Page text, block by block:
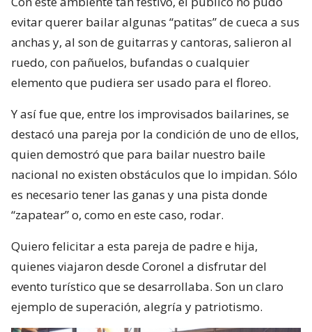
evitar querer bailar algunas “patitas” de cueca a sus
anchas y, al son de guitarras y cantoras, salieron al
ruedo, con pañuelos, bufandas o cualquier
elemento que pudiera ser usado para el floreo.
Y así fue que, entre los improvisados bailarines, se
destacó una pareja por la condición de uno de ellos,
quien demostró que para bailar nuestro baile
nacional no existen obstáculos que lo impidan. Sólo
es necesario tener las ganas y una pista donde
“zapatear” o, como en este caso, rodar.
Quiero felicitar a esta pareja de padre e hija,
quienes viajaron desde Coronel a disfrutar del
evento turístico que se desarrollaba. Son un claro
ejemplo de superación, alegría y patriotismo.